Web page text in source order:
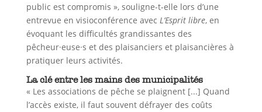
public est compromis », souligne-t-elle lors d’une
entrevue en visioconférence avec L’Esprit libre, en
évoquant les difficultés grandissantes des
pêcheur·euse·s et des plaisanciers et plaisancières à
pratiquer leurs activités.
La clé entre les mains des municipalités
« Les associations de pêche se plaignent [...] Quand
l’accès existe, il faut souvent défrayer des coûts